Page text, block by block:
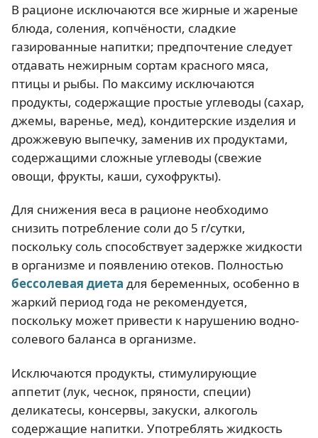
В рационе исключаются все жирные и жареные
блюда, соления, копчёности, сладкие
газированные напитки; предпочтение следует
отдавать нежирным сортам красного мяса,
птицы и рыбы. По максиму исключаются
продукты, содержащие простые углеводы (сахар,
джемы, варенье, мед), кондитерские изделия и
дрожжевую выпечку, заменив их продуктами,
содержащими сложные углеводы (свежие
овощи, фрукты, каши, сухофрукты).
Для снижения веса в рационе необходимо
снизить потребление соли до 5 г/сутки,
поскольку соль способствует задержке жидкости
в организме и появлению отеков. Полностью
бессолевая диета для беременных, особенно в
жаркий период года не рекомендуется,
поскольку может привести к нарушению водно-
солевого баланса в организме.
Исключаются продукты, стимулирующие
аппетит (лук, чеснок, пряности, специи)
деликатесы, консервы, закуски, алкоголь
содержащие напитки. Употреблять жидкость